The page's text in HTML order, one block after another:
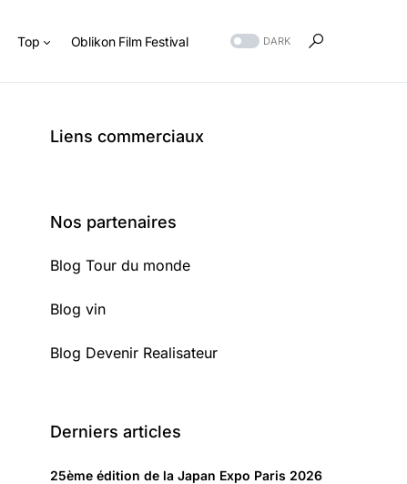
Top Oblikon Film Festival DARK
Liens commerciaux
Nos partenaires
Blog Tour du monde
Blog vin
Blog Devenir Realisateur
Derniers articles
25ème édition de la Japan Expo Paris 2026